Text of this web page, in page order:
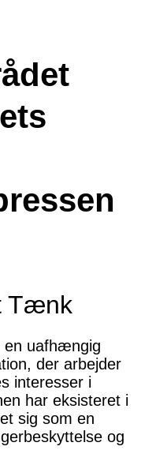
Tænk
en uafhængig
der arbejder
interesser i
har eksisteret i
sig som en
og